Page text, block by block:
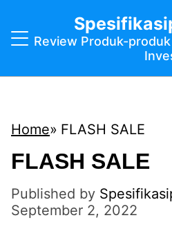
Review Produk-
Home FLASH SALE
FLASH SALE
Published by
September 2, 2022